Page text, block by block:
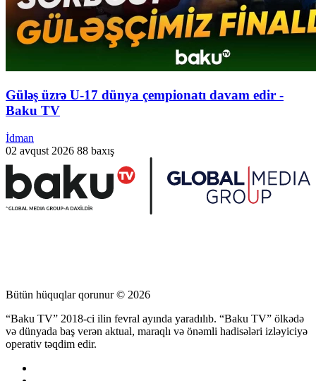
Güləş üzrə U-17 dünya çempionatı davam edir -
Baku TV
İdman
02 avqust 2026 88 baxış
Bütün hüquqlar qorunur © 2026
“Baku TV” 2018-ci ilin fevral ayında yaradılıb. “Baku TV” ölkədə
və dünyada baş verən aktual, maraqlı və önəmli hadisələri izləyiciyə
operativ təqdim edir.